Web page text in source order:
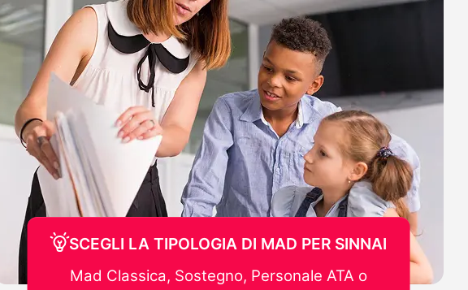
SCEGLI LA TIPOLOGIA DI MAD PER SINNAI
Mad Classica, Sostegno, Personale ATA o